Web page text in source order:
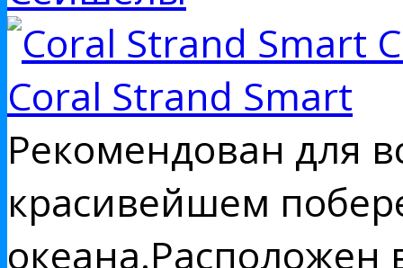
Coral Strand Smart
Рекомендован для
красивейшем
океана.Расположен